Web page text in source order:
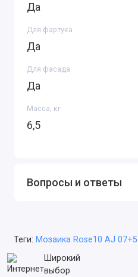
Да
Для фартука
Да
Для фасада
Да
Масса, кг
6,5
Вопросы и ответы
Теги: Мозаика Rose10 AJ 07+5
Широкий
выбор